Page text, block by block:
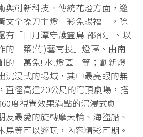
與創新科技。傳統花燈方面，邀
文全操刀主燈「彩兔賜福」，除
有「日月潭守護靈鳥-邵邵」、以
的「築(竹)藝南投」燈區、由南
的「萬兔!水!燈區」等；創新燈
沉浸式的場域，其中最亮眼的無
直徑高達20公尺的穹頂劇場，搭
度視覺效果滿點的沉浸式劇
友最愛的旋轉摩天輪、海盜船、
馬等可以遊玩，內容精彩可期。